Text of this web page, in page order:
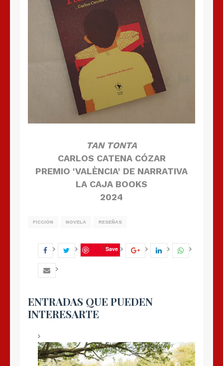
TAN TONTA
CARLOS CATENA CÓZAR
PREMIO 'VALÈNCIA' DE NARRATIVA
LA CAJA BOOKS
2024
FICCIÓN NOVELA RESEÑAS
Save
ENTRADAS QUE PUEDEN
INTERESARTE